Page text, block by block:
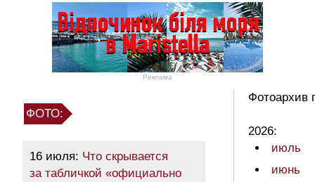
Реклама
ФОТО:
16 июля: Что скрывается
за табличкой «официально
Фотоархив
2026:
июль
июнь